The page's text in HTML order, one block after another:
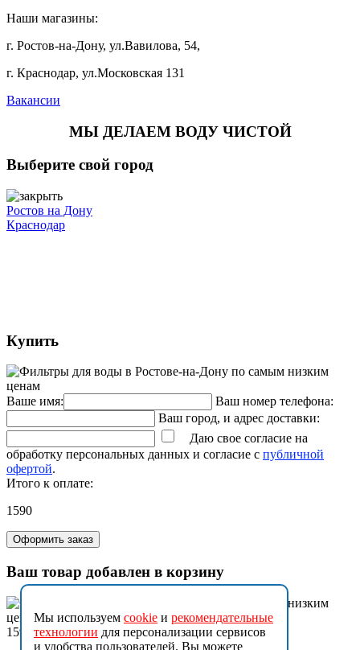
Наши магазины:
г. Ростов-на-Дону, ул.Вавилова, 54,
г. Краснодар, ул.Московская 131
Вакансии
МЫ ДЕЛАЕМ ВОДУ ЧИСТОЙ
Выберите свой город
Ростов на Дону
Краснодар
Купить
Ваше имя:
Ваш номер телефона:
Ваш город, и адрес доставки:
Даю свое согласие на
обработку персональных данных и согласие с публичной
офертой.
Итого к оплате:
1590
Оформить заказ
Ваш товар добавлен в корзину
1590
Мы используем cookie и рекомендательные
технологии для персонализации сервисов
и удобства пользователей. Вы можете